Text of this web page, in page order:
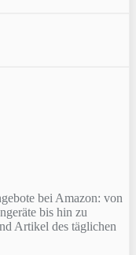
bei Amazon: von
bis hin zu
Artikel des täglichen